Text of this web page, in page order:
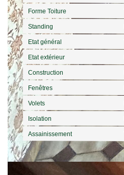
Forme Toiture
Standing
Etat général
Etat extérieur
Construction
Fenêtres
Volets
Isolation
Assainissement